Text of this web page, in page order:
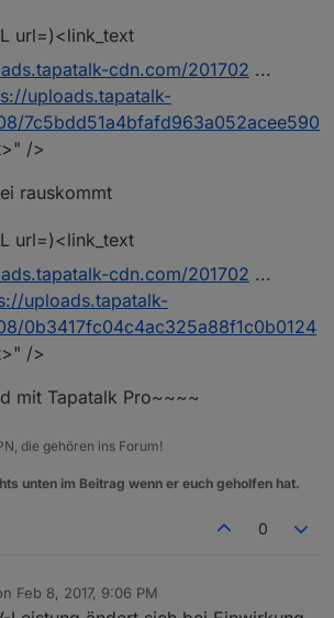
url=)<link_text
cdn.com/201702 ...
uploads.tapatalk-
7c5bdd51a4bfafd963a052acee590
/>
rauskommt
url=)<link_text
cdn.com/201702 ...
uploads.tapatalk-
0b3417fc04c4ac325a88f1c0b0124
/>
mit Tapatalk Pro~~~~
die gehören ins Forum!
unten im Beitrag wenn er euch geholfen hat.
0
Feb 8, 2017, 9:06 PM
by